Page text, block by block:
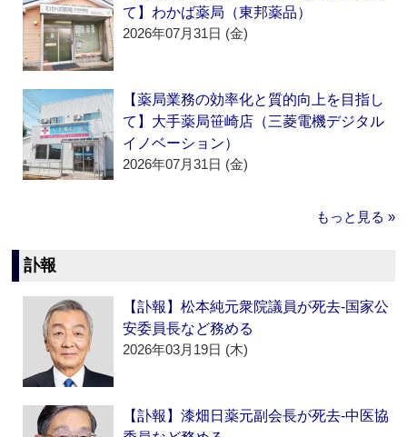
て】わかば薬局（東邦薬品）
2026年07月31日 (金)
【薬局業務の効率化と質的向上を目指し
て】大手薬局笹崎店（三菱電機デジタル
イノベーション）
2026年07月31日 (金)
もっと見る »
訃報
【訃報】松本純元衆院議員が死去‐国家公
安委員長など務める
2026年03月19日 (木)
【訃報】漆畑日薬元副会長が死去‐中医協